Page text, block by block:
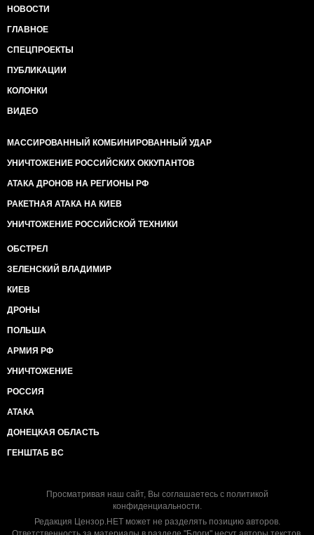
НОВОСТИ
ГЛАВНОЕ
СПЕЦПРОЕКТЫ
ПУБЛИКАЦИИ
КОЛОНКИ
ВИДЕО
МАССИРОВАННЫЙ КОМБИНИРОВАННЫЙ УДАР
УНИЧТОЖЕНИЕ РОССИЙСКИХ ОККУПАНТОВ
АТАКА ДРОНОВ НА РЕГИОНЫ РФ
РАКЕТНАЯ АТАКА НА КИЕВ
УНИЧТОЖЕНИЕ РОССИЙСКОЙ ТЕХНИКИ
ОБСТРЕЛ
ЗЕЛЕНСКИЙ ВЛАДИМИР
КИЕВ
ДРОНЫ
ПОЛЬША
АРМИЯ РФ
УНИЧТОЖЕНИЕ
РОССИЯ
АТАКА
ДОНЕЦКАЯ ОБЛАСТЬ
ГЕНШТАБ ВС
Просматривая наш сайт, Вы соглашаетесь с политикой
конфиденциальности.
Редакция Цензор.НЕТ может не разделять позицию авторов.